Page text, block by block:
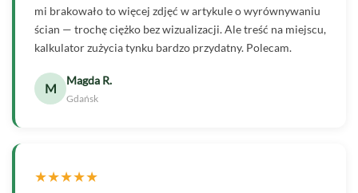
mi brakowało to więcej zdjęć w artykule o wyrównywaniu
ścian — trochę ciężko bez wizualizacji. Ale treść na miejscu,
kalkulator zużycia tynku bardzo przydatny. Polecam.
M
Magda R.
Gdańsk
★★★★★